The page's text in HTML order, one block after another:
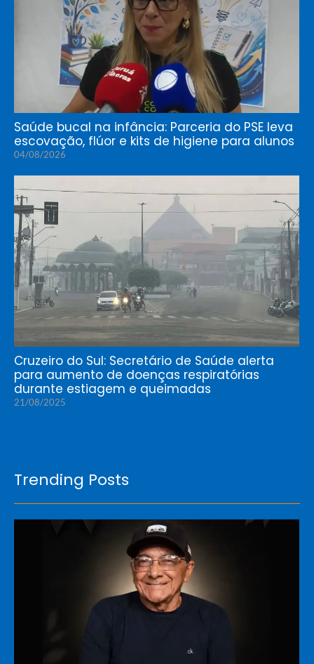
Saúde bucal na infância: Parceria do PSE leva
escovação, flúor e kits de higiene para alunos
04/08/2026
Cruzeiro do Sul: Secretário de Saúde alerta
para aumento de doenças respiratórias
durante estiagem e queimadas
21/08/2025
Trending Posts